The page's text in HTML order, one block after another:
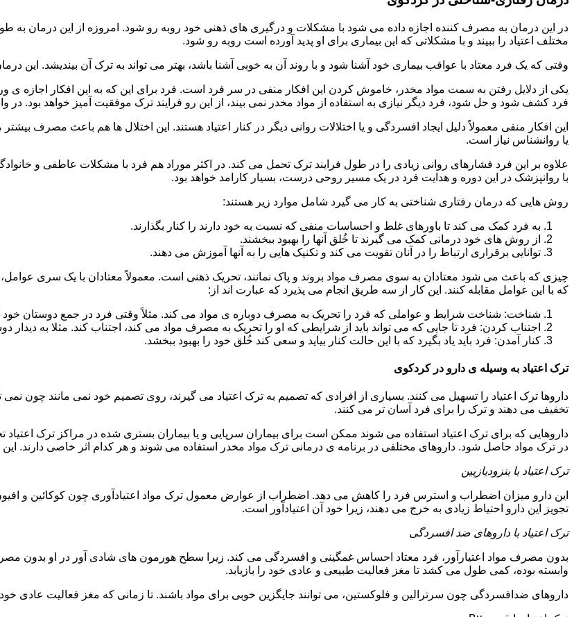
مختلف اعتیاد را ببیند و با مشکلاتی که این بیماری برای او پدید آورده است روبه رو شود.
وقتی که یک فرد معتاد با عواقب بیماری خود آشنا شود و با روند آن به خوبی آشنا باشد، بهتر می تواند به ترک آن بیندیشد. این
یکی از دلایل رفتن به سمت مواد مخدر، خاموش کردن این افکار منفی در سر فرد است. فرد برای این که به این افکار
فرد کشف شود و حل شود، فرد دیگر نیازی به استفاده از مواد مخدر نمی بیند، از این رو فرایند ترک موفقیت آمیز خواهد بود. در
این افکار منفی معمولاً دلیل ایجاد افسردگی و یا اختلالات روانی دیگر در کنار اعتیاد هستند. این اختلال ها هم باعث مصرف
یا روانشناس نیاز است.
علاوه بر این فرد فشارهای روانی زیادی را در طول فرایند ترک تحمل می کند. در اکثر موراد هم فرد با مشکلات عاطفی و
با روانپزشک در این دوره و هدایت فرد در یک مسیر روحی درست، بسیار کارامد خواهد بود.
روش هایی که درمان رفتاری شناختی به کار می گیرد شامل موارد زیر هستند:
به فرد کمک می کند تا باورهای غلط و احساسات منفی که نسبت به خود دارند را کنار بگذارند.
از روش های خود درمانی کمک می گیرند تا خُلق آنها را بهبود ببخشند.
توانایی برقراری ارتباط را در آنان تقویت می کند و تکنیک هایی را به آنها آموزش می دهند.
چیزی که باعث می شود معتادان به سوی مصرف مواد بروند و پاک نمانند، تحریک ذهنی است. معمولاً معتادان با یک سری
که با این عوامل مقابله کنند. این کار از سه طریق انجام می پذیرد که عبارت اند از:
شناخت: شناخت شرایط و عواملی که فرد را تحریک به مصرف دوباره ی مواد می کند. مثلاً وقتی فرد در جمع دوستان خود
اجتناب کردن: فرد تا جایی که می تواند باید از شرایطی که او را تحریک به مصرف مواد می کند، اجتناب کند. مثلا به
کنار آمدن: فرد باید یاد بگیرد که با این حالت کنار بیاید و سعی کند خُلق خود را بهبود ببخشد.
ترک اعتیاد به وسیله ی دارو در کردکوی
داروها ترک اعتیاد را تسهیل می کنند. بسیاری از افرادی که تصمیم به ترک اعتیاد می گیرند، روی تصمیم خود نمی مانند چون نمی
تخفیف می دهند و ترک را برای فرد آسان تر می کنند.
داروهایی که برای ترک اعتیاد استفاده می شوند ممکن است برای بیماران سرپایی و یا بیماران بستری شده در مراکز ترک اعتیاد
در ترک مواد حاصل شود. داروهای مختلفی در برنامه ی درمانی ترک مواد مخدر استفاده می شوند و هر کدام اثر خاصی دارند. این
ترک اعتیاد با بنزودیازپین
این دارو میزان اضطراب و استرس فرد را کاهش می دهد. اضطراب از عوارض معمول ترک مواد اعتیادآوری چون کوکائین و
تجویز این دارو احتیاط زیادی به خرج می دهند، زیرا خود آن اعتیادآور است.
ترک اعتیاد با داروهای ضد افسردگی
بدون مصرف مواد اعتیارآور، فرد معتاد احساس غمگینی و افسردگی می کند. زیرا سطح هورمون های شادی آور در او بدون
وابسته بوده، کمی طول می کشد تا مغز فعالیت طبیعی و عادی خود را بازیابد.
داروهای ضدافسردگی چون سرترالین و فلوکستین، می توانند جایگزین خوبی برای مواد باشند. تا زمانی که مغز فعالیت عادی